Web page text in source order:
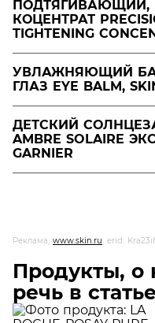
КОЦЕНТРАТ
TIGHTENING
УВЛАЖНЯЮЩИЙ
ГЛАЗ EYE BALM,
ДЕТСКИЙ
AMBRE SOLAIRE
GARNIER
Реклама, www.skin.ru, erid:
Продукты, о
речь в статье